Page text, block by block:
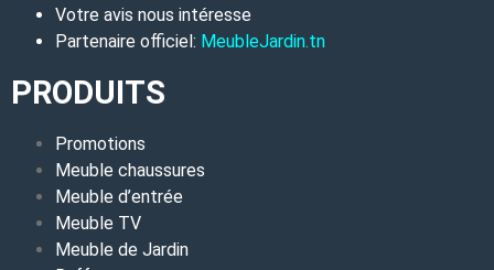
Votre avis nous intéresse
Partenaire officiel: MeubleJardin.tn
PRODUITS
Promotions
Meuble chaussures
Meuble d’entrée
Meuble TV
Meuble de Jardin